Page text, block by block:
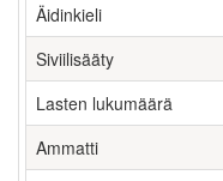
Äidinkieli
Siviilisääty
Lasten lukumäärä
Ammatti